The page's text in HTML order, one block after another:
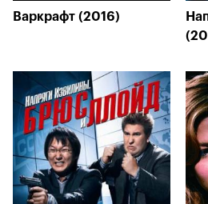
Варкрафт (2016)